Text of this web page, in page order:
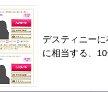
デスティニー
に相当する、